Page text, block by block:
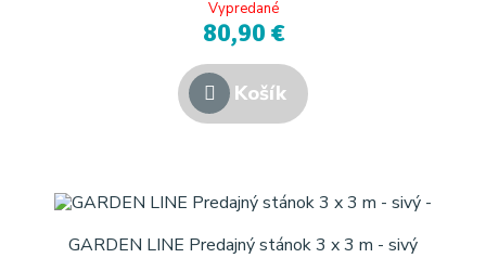
Vypredané
80,90 €
Košík
GARDEN LINE Predajný stánok 3 x 3 m - sivý